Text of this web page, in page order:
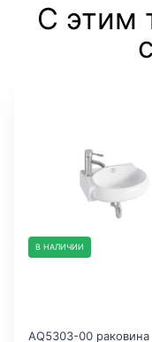
С этим
В НАЛИЧИИ
AQ5303-00 раковина